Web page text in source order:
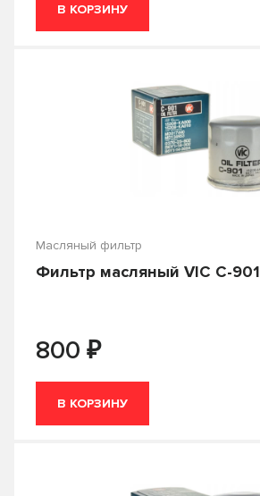
В КОРЗИНУ
Масляный фильтр
Фильтр масляный VIC C-901
800 ₽
В КОРЗИНУ